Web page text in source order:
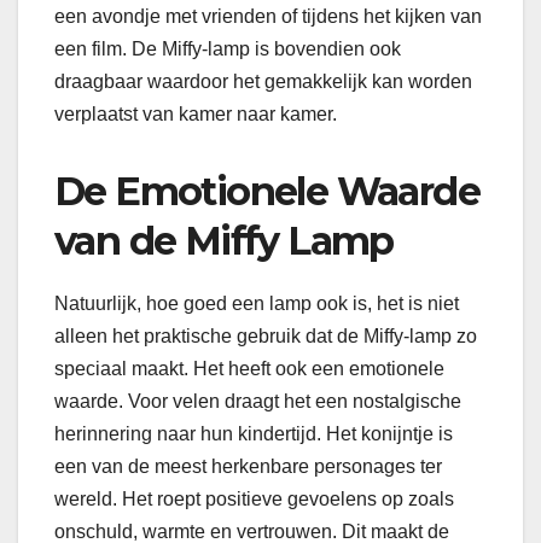
een avondje met vrienden of tijdens het kijken van
een film. De Miffy-lamp is bovendien ook
draagbaar waardoor het gemakkelijk kan worden
verplaatst van kamer naar kamer.
De Emotionele Waarde
van de Miffy Lamp
Natuurlijk, hoe goed een lamp ook is, het is niet
alleen het praktische gebruik dat de Miffy-lamp zo
speciaal maakt. Het heeft ook een emotionele
waarde. Voor velen draagt het een nostalgische
herinnering naar hun kindertijd. Het konijntje is
een van de meest herkenbare personages ter
wereld. Het roept positieve gevoelens op zoals
onschuld, warmte en vertrouwen. Dit maakt de